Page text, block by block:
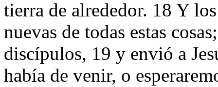
tierra de alrededor. 18 Y
nuevas de todas estas
discípulos, 19 y envió a
había de venir, o